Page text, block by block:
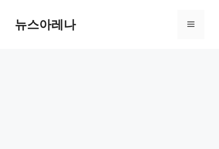
content뉴스아레나 Menu